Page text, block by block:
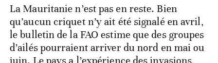
c’est une deuxième génération de
reproduction en juin dans l’Oriental
marocain et en Algérie, qui amplifierait le
phénomène et créerait un réservoir pour les
mois suivants.